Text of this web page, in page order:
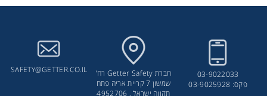
03-9022033
פקס: 03-9025928
חברת Getter Safety רח’
שמשון 7 קריית אריה פתח
תקווה ישראל , 4952706
SAFETY@GETTER.CO.IL